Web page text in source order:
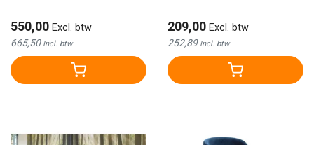
550,00 Excl. btw
665,50 Incl. btw
209,00 Excl. btw
252,89 Incl. btw